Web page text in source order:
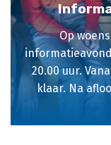
Op
20.00 uur.
klaar. Na